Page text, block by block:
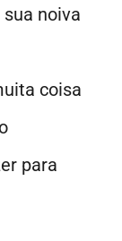
noiva
coisa
para